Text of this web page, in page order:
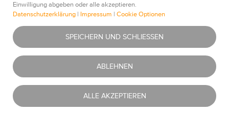
Impressum
Datenschutz
AGBs
Haftungsausschluss
Newsletter
Einwilligung abgeben oder alle akzeptieren.
Datenschutzerklärung | Impressum | Cookie Optionen
Was ist das?
Was ist das?
SPEICHERN UND SCHLIESSEN
ABLEHNEN
ALLE AKZEPTIEREN